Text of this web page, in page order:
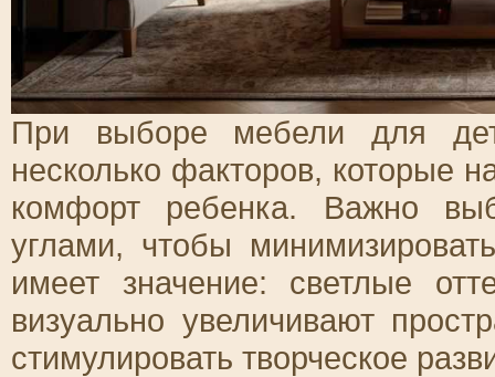
При выборе мебели для
несколько факторов, которые
комфорт ребенка. Важно
углами, чтобы
имеет значение: светлые
визуально увеличивают
стимулировать творческое